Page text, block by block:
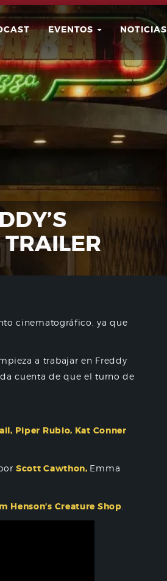
EVENTOS NOTICIAS
Usuario
cinematográfico, ya que
a trabajar en Freddy
da cuenta de que el turno de
Piper Rubio, Kat Conner
Scott Cawthon, Emma
Henson’s Creature Shop